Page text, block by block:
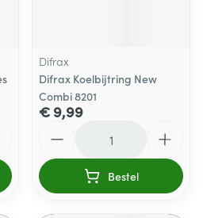
Difrax
Difrax Koelbijtring New
Combi 8201
€ 9,99
Bestel